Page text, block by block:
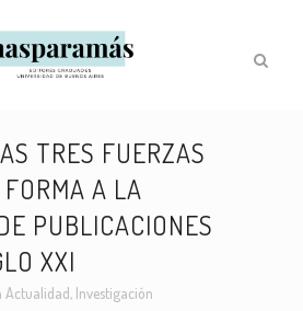
TRES FUERZAS
A LA
PUBLICACIONES
XXI
Actualidad, Investigación